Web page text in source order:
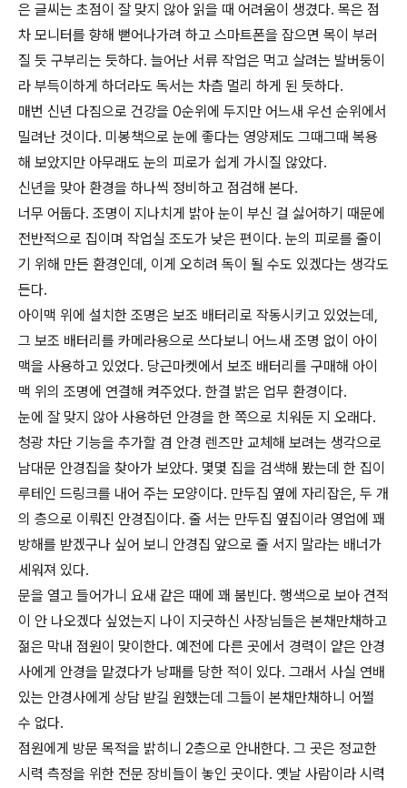
은 글씨는 초점이 잘 맞지 않아 읽을 때 어려움이 생겼다. 목은 점
차 모니터를 향해 뻗어나가려 하고 스마트폰을 잡으면 목이 부러
질 듯 구부리는 듯하다. 늘어난 서류 작업은 먹고 살려는 발버둥이
라 부득이하게 하더라도 독서는 차츰 멀리 하게 된 듯하다.
매번 신년 다짐으로 건강을 0순위에 두지만 어느새 우선 순위에서
밀려난 것이다. 미봉책으로 눈에 좋다는 영양제도 그때그때 복용
해 보았지만 아무래도 눈의 피로가 쉽게 가시질 않았다.
신년을 맞아 환경을 하나씩 정비하고 점검해 본다.
너무 어둡다. 조명이 지나치게 밝아 눈이 부신 걸 싫어하기 때문에
전반적으로 집이며 작업실 조도가 낮은 편이다. 눈의 피로를 줄이
기 위해 만든 환경인데, 이게 오히려 독이 될 수도 있겠다는 생각도
든다.
아이맥 위에 설치한 조명은 보조 배터리로 작동시키고 있었는데,
그 보조 배터리를 카메라용으로 쓰다보니 어느새 조명 없이 아이
맥을 사용하고 있었다. 당근마켓에서 보조 배터리를 구매해 아이
맥 위의 조명에 연결해 켜주었다. 한결 밝은 업무 환경이다.
눈에 잘 맞지 않아 사용하던 안경을 한 쪽으로 치워둔 지 오래다.
청광 차단 기능을 추가할 겸 안경 렌즈만 교체해 보려는 생각으로
남대문 안경집을 찾아가 보았다. 몇몇 집을 검색해 봤는데 한 집이
루테인 드링크를 내어 주는 모양이다. 만두집 옆에 자리잡은, 두 개
의 층으로 이뤄진 안경집이다. 줄 서는 만두집 옆집이라 영업에 꽤
방해를 받겠구나 싶어 보니 안경집 앞으로 줄 서지 말라는 배너가
세워져 있다.
문을 열고 들어가니 요새 같은 때에 꽤 붐빈다. 행색으로 보아 견적
이 안 나오겠다 싶었는지 나이 지긋하신 사장님들은 본채만채하고
젊은 막내 점원이 맞이한다. 예전에 다른 곳에서 경력이 얕은 안경
사에게 안경을 맡겼다가 낭패를 당한 적이 있다. 그래서 사실 연배
있는 안경사에게 상담 받길 원했는데 그들이 본채만채하니 어쩔
수 없다.
점원에게 방문 목적을 밝히니 2층으로 안내한다. 그 곳은 정교한
시력 측정을 위한 전문 장비들이 놓인 곳이다. 옛날 사람이라 시력